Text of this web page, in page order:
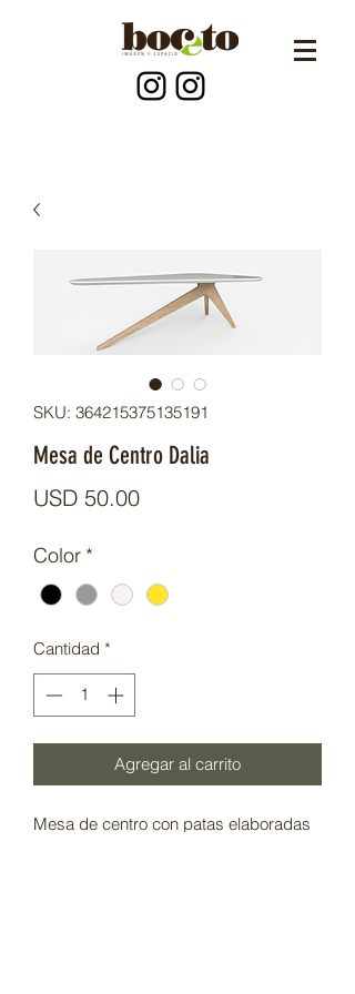
SKU: 364215375135191
Mesa de Centro Dalia
USD 50.00Precio
Color *
Cantidad *
Agregar al carrito
Mesa de centro con patas elaboradas